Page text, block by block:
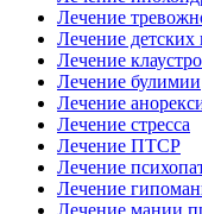
Лечение
Лечение детских
Лечение
Лечение булимии
Лечение
Лечение стресса
Лечение ПТСР
Лечение
Лечение
Лечение мании